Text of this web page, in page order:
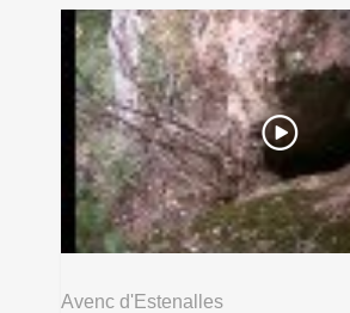
Avenc d'Estenalles